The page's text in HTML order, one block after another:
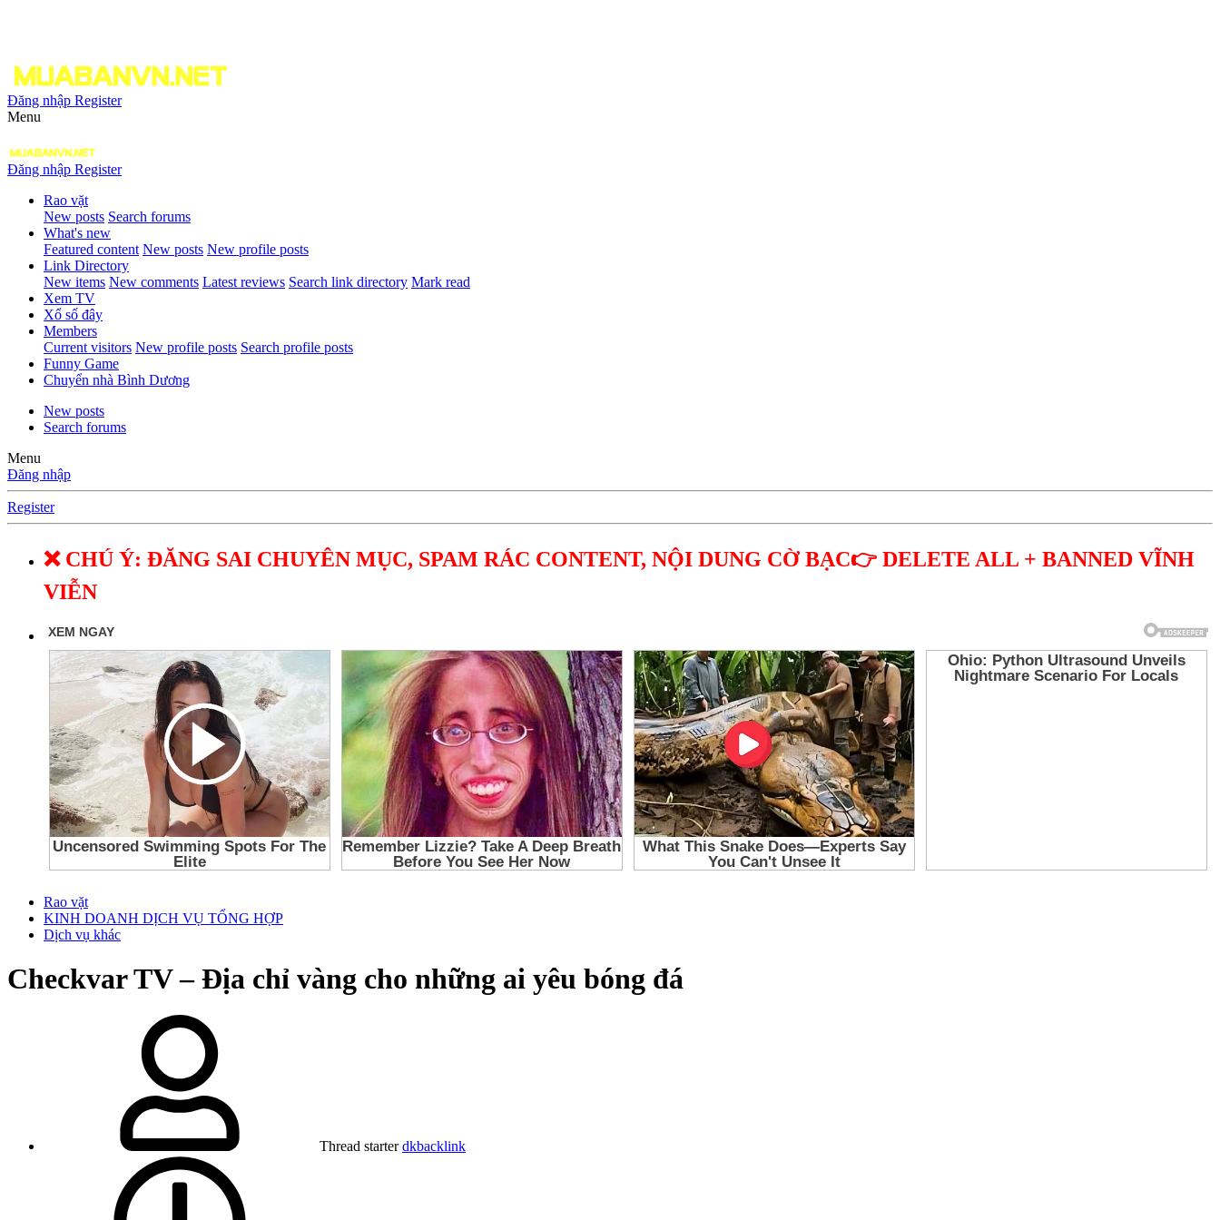
Đăng nhập Register
Menu
Đăng nhập Register
Rao vặt
New posts Search forums
What's new
Featured content New posts New profile posts
Link Directory
New items New comments Latest reviews Search link directory Mark read
Xem TV
Xổ số đây
Members
Current visitors New profile posts Search profile posts
Funny Game
Chuyển nhà Bình Dương
New posts
Search forums
Menu
Đăng nhập
Register
❌ CHÚ Ý: ĐĂNG SAI CHUYÊN MỤC, SPAM RÁC CONTENT, NỘI DUNG CỜ BẠC👉 DELETE ALL + BANNED VĨNH
VIỄN
Rao vặt
KINH DOANH DỊCH VỤ TỔNG HỢP
Dịch vụ khác
Checkvar TV – Địa chỉ vàng cho những ai yêu bóng đá
Thread starter dkbacklink